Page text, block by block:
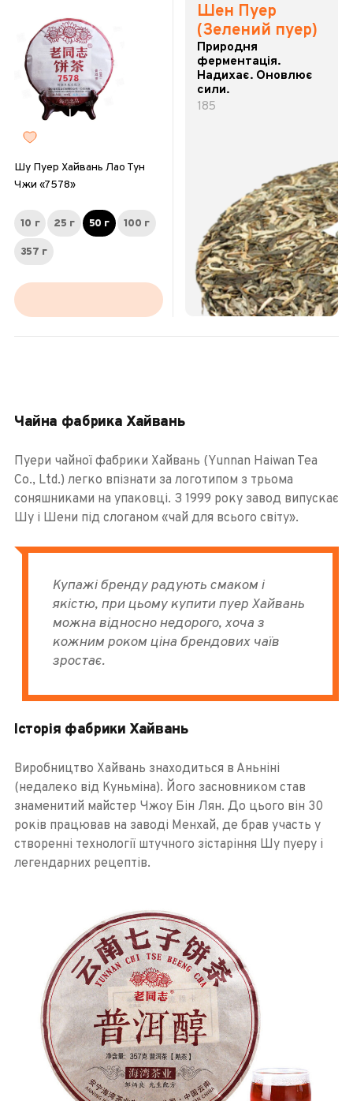
Шу Пуер Хайвань Лао Тун
Чжи «7578»
10 г 25 г 50 г 100 г
357 г
Шен Пуер
(Зелений пуер)
Природня
ферментація.
Надихає. Оновлює
сили.
185
Чайна фабрика Хайвань
Пуери чайної фабрики Хайвань (Yunnan Haiwan Tea
Co., Ltd.) легко впізнати за логотипом з трьома
соняшниками на упаковці. З 1999 року завод випускає
Шу і Шени під слоганом «чай для всього світу».
Купажі бренду радують смаком і
якістю, при цьому купити пуер Хайвань
можна відносно недорого, хоча з
кожним роком ціна брендових чаїв
зростає.
Історія фабрики Хайвань
Виробництво Хайвань знаходиться в Аньніні
(недалеко від Куньміна). Його засновником став
знаменитий майстер Чжоу Бін Лян. До цього він 30
років працював на заводі Менхай, де брав участь у
створенні технології штучного зістаріння Шу пуеру і
легендарних рецептів.